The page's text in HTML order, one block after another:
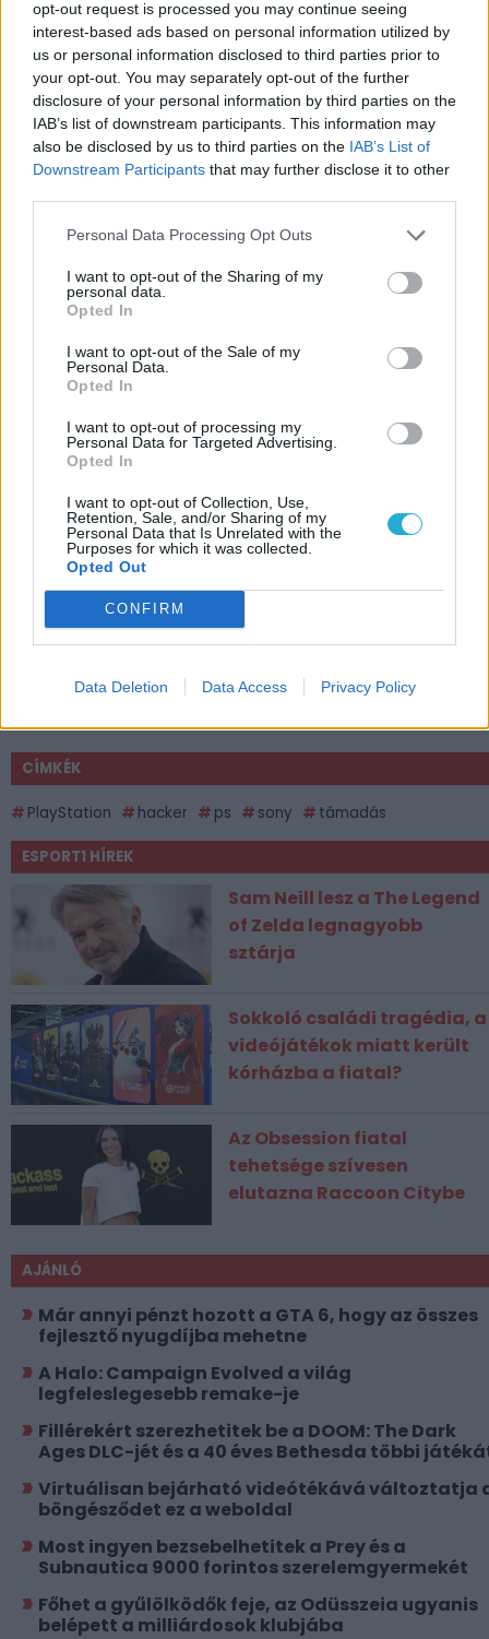
opt-out request is processed you may continue seeing
interest-based ads based on personal information utilized by
us or personal information disclosed to third parties prior to
your opt-out. You may separately opt-out of the further
disclosure of your personal information by third parties on the
IAB’s list of downstream participants. This information may
also be disclosed by us to third parties on the IAB’s List of
Downstream Participants that may further disclose it to other
Personal Data Processing Opt Outs
I want to opt-out of the Sharing of my
personal data.
Opted In
I want to opt-out of the Sale of my
Personal Data.
Opted In
I want to opt-out of processing my
Personal Data for Targeted Advertising.
Opted In
I want to opt-out of Collection, Use,
Retention, Sale, and/or Sharing of my
Personal Data that Is Unrelated with the
Purposes for which it was collected.
Opted Out
CONFIRM
Data Deletion Data Access Privacy Policy
CÍMKÉK
PlayStation hacker ps sony támadás
ESPORT1 HÍREK
Sam Neill lesz a The Legend
of Zelda legnagyobb
sztárja
Sokkoló családi tragédia, a
videójátékok miatt került
kórházba a fiatal?
Az Obsession fiatal
tehetsége szívesen
elutazna Raccoon Citybe
AJÁNLÓ
Már annyi pénzt hozott a GTA 6, hogy az összes
fejlesztő nyugdíjba mehetne
A Halo: Campaign Evolved a világ
legfeleslegesebb remake-je
Fillérekért szerezhetitek be a DOOM: The Dark
Ages DLC-jét és a 40 éves Bethesda többi
Virtuálisan bejárható videótékává változtatja
böngésződet ez a weboldal
Most ingyen bezsebelhetitek a Prey és a
Subnautica 9000 forintos szerelemgyermekét
Főhet a gyűlölködők feje, az Odüsszeia ugyanis
belépett a milliárdosok klubjába